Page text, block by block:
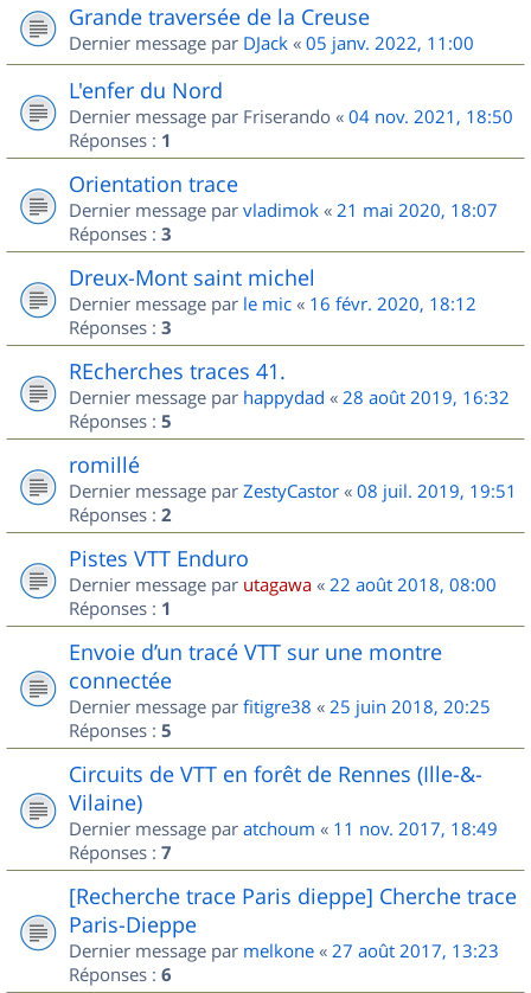
Grande traversée de la Creuse
Dernier message par DJack « 05 janv. 2022, 11:00
L'enfer du Nord
Dernier message par Friserando « 04 nov. 2021, 18:50
Réponses : 1
Orientation trace
Dernier message par vladimok « 21 mai 2020, 18:07
Réponses : 3
Dreux-Mont saint michel
Dernier message par le mic « 16 févr. 2020, 18:12
Réponses : 3
REcherches traces 41.
Dernier message par happydad « 28 août 2019, 16:32
Réponses : 5
romillé
Dernier message par ZestyCastor « 08 juil. 2019, 19:51
Réponses : 2
Pistes VTT Enduro
Dernier message par utagawa « 22 août 2018, 08:00
Réponses : 1
Envoie d’un tracé VTT sur une montre
connectée
Dernier message par fitigre38 « 25 juin 2018, 20:25
Réponses : 5
Circuits de VTT en forêt de Rennes (Ille-&-
Vilaine)
Dernier message par atchoum « 11 nov. 2017, 18:49
Réponses : 7
[Recherche trace Paris dieppe] Cherche trace
Paris-Dieppe
Dernier message par melkone « 27 août 2017, 13:23
Réponses : 6